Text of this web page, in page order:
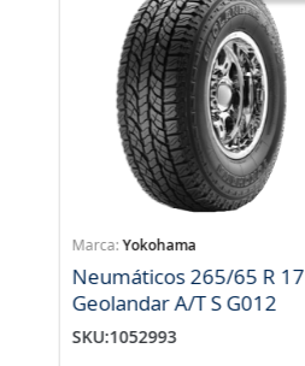
Yokohama
Neumáticos 265/65 R 17
Geolandar A/T S G012
SKU:1052993